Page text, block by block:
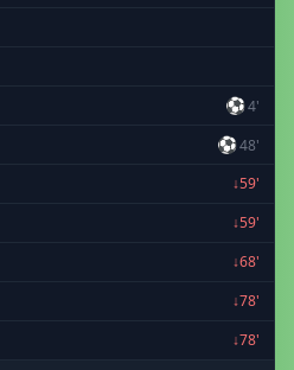
⚽4'
⚽48'
↓59'
↓59'
↓68'
↓78'
↓78'